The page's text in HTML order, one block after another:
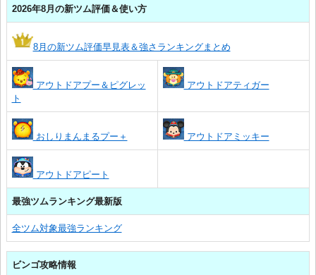
2026年8月の新ツム評価＆使い方
8月の新ツム評価早見表＆強さランキングまとめ
アウトドアプー＆ピグレッ
ト
アウトドアティガー
おしりまんまるプー＋ アウトドアミッキー
アウトドアピート
最強ツムランキング最新版
全ツム対象最強ランキング
ビンゴ攻略情報